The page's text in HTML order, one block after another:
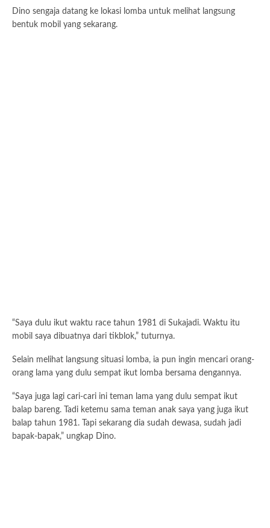
Dino sengaja datang ke lokasi lomba untuk melihat langsung
bentuk mobil yang sekarang.
“Saya dulu ikut waktu race tahun 1981 di Sukajadi. Waktu itu
mobil saya dibuatnya dari tikblok,” tuturnya.
Selain melihat langsung situasi lomba, ia pun ingin mencari orang-
orang lama yang dulu sempat ikut lomba bersama dengannya.
“Saya juga lagi cari-cari ini teman lama yang dulu sempat ikut
balap bareng. Tadi ketemu sama teman anak saya yang juga ikut
balap tahun 1981. Tapi sekarang dia sudah dewasa, sudah jadi
bapak-bapak,” ungkap Dino.